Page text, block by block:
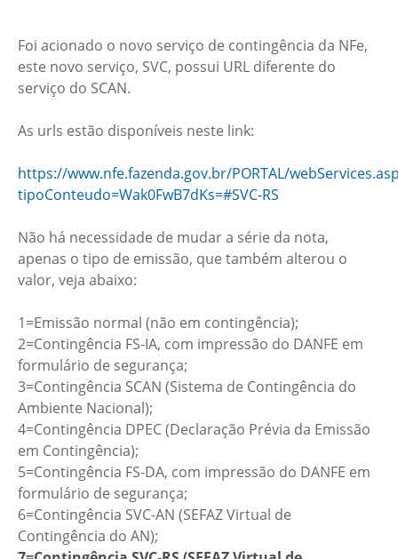
Foi acionado o novo serviço de contingência da NFe,
este novo serviço, SVC, possui URL diferente do
serviço do SCAN.
As urls estão disponíveis neste link:
https://www.nfe.fazenda.gov.br/PORTAL/
tipoConteudo=Wak0FwB7dKs=#SVC-RS
Não há necessidade de mudar a série da nota,
apenas o tipo de emissão, que também alterou o
valor, veja abaixo:
1=Emissão normal (não em contingência);
2=Contingência FS-IA, com impressão do DANFE em
formulário de segurança;
3=Contingência SCAN (Sistema de Contingência do
Ambiente Nacional);
4=Contingência DPEC (Declaração Prévia da Emissão
em Contingência);
5=Contingência FS-DA, com impressão do DANFE em
formulário de segurança;
6=Contingência SVC-AN (SEFAZ Virtual de
Contingência do AN);